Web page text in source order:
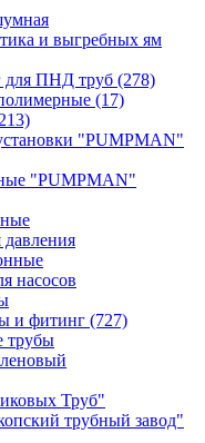
и выгребных ям
для ПНД труб (278)
(17)
"PUMPMAN"
"PUMPMAN"
насосов
и фитинг (727)
трубы
Труб"
трубный завод"